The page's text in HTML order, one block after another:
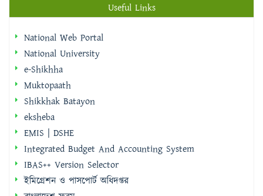
Useful Links
National Web Portal
National University
e-Shikhha
Muktopaath
Shikkhak Batayon
eksheba
EMIS | DSHE
Integrated Budget And Accounting System
IBAS++ Version Selector
ইমিগ্রেশন ও পাসপোর্ট অধিদপ্তর